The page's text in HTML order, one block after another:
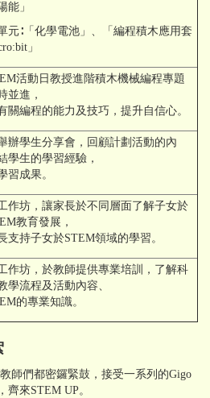
能」
元∶「化學電池」、「編程積木應用套
」
活動日教授進階積木機械編程專題
並進，
關編程的能力及技巧，提升自信心。
辦學生分享會，回顧計劃活動的內
學生的學習經驗，
習成果。
作坊，讓家長於不同層面了解子女於
教育發展，
支持子女於STEM領域的學習。
作坊，於教師提供專業培訓，了解科
學流程及活動內容、
的專業知識。
師們都密鑼緊鼓，接受一系列的Gigo
來STEM UP。